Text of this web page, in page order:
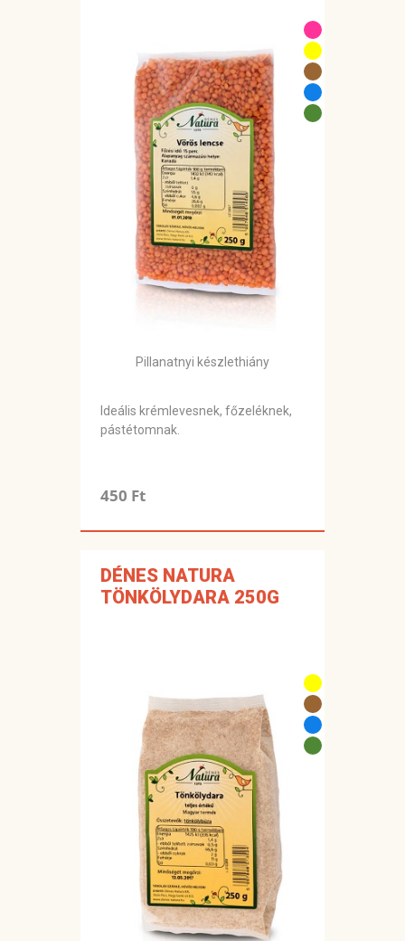
Pillanatnyi készlethiány
Ideális krémlevesnek, főzeléknek,
pástétomnak.
450 Ft
DÉNES NATURA
TÖNKÖLYDARA 250G